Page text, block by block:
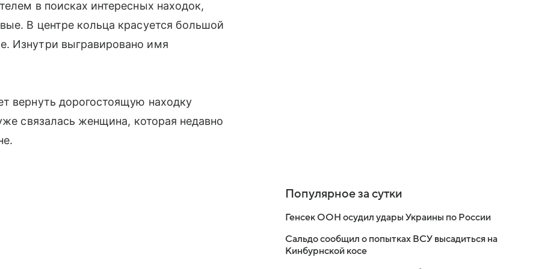
в поисках интересных находок,
В центре кольца красуется большой
Изнутри выгравировано имя
вернуть дорогостоящую находку
связалась женщина, которая недавно
Популярное за сутки
Генсек ООН осудил удары Украины по России
Сальдо сообщил о попытках ВСУ высадиться на
Кинбурнской косе